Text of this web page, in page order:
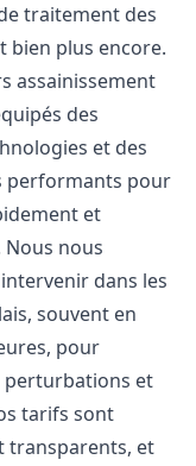
traitement des
bien plus encore.
assainissement
des
et des
performants pour
et
nous
dans les
souvent en
pour
perturbations et
tarifs sont
transparents, et